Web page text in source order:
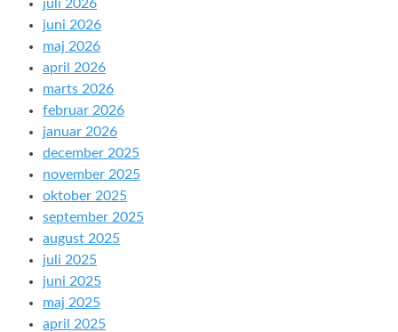
juli 2026
juni 2026
maj 2026
april 2026
marts 2026
februar 2026
januar 2026
december 2025
november 2025
oktober 2025
september 2025
august 2025
juli 2025
juni 2025
maj 2025
april 2025